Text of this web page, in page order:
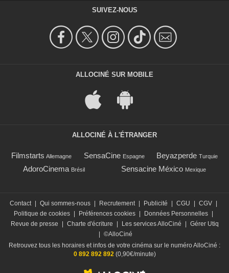
SUIVEZ-NOUS
ALLOCINÉ SUR MOBILE
ALLOCINÉ À L'ÉTRANGER
Filmstarts Allemagne SensaCine Espagne Beyazperde Turquie
AdoroCinema Brésil Sensacine México Mexique
Contact Qui sommes-nous Recrutement Publicité CGU CGV
Politique de cookies
Préférences cookies Données Personnelles
Revue de presse
Charte d'écriture Les services AlloCiné
Gérer Utiq
©AlloCiné
Retrouvez tous les horaires et infos de votre cinéma sur le numéro AlloCiné :
0 892 892 892(0,90€/minute)